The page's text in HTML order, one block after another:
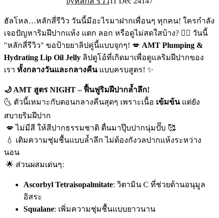
ฮัลโหล…หลักสี่รีวิว วันนี้มีอะไรมาฝากเพื่อนๆ ทุกคน! ใครกำลัง
เจอปัญหาริมฝีปากแห้ง แตก ลอก หรือดูไม่สดใสบ้าง? 🙋‍♀️ วันนี้
"หลักสี่รีวิว" ขอป้ายยาลิปคู่นี้แบบจุกๆ! 💋 AMT Plumping &
Hydrating Lip Oil Jelly ลิปดูโอ้ที่เกิดมาเพื่อดูแลริมฝีปากของ
เรา ทั้งกลางวันและกลางคืนแบบครบสูตร! ✨
🌙 AMT สูตร NIGHT –ฟื้นฟูริมฝีปากล้ำลึก!
🌜 ตัวนี้เหมาะกับตอนกลางคืนสุดๆ เพราะเนื้อ เข้มข้นแต่ยัง
สบายริมฝีปาก
💋 ไม่มีสี ให้สีปากธรรมชาติ ตื่นมาปุ๊บปากนุ่มปั๊บ 🥰
💧 เติมความชุ่มชื้นแบบล้ำลึก ไม่ต้องกังวลปากแห้งระหว่าง
นอน
🌟 ส่วนผสมเด่นๆ:
Ascorbyl Tetraisopalmitate: วิตามิน C ที่ช่วยต้านอนุมูล
อิสระ
Squalane: เพิ่มความชุ่มชื้นแบบยาวนาน